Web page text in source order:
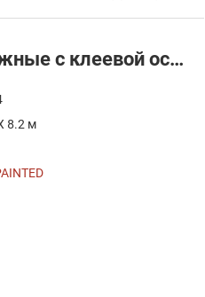
HP0304 Обои бумажные с клеевой основой York - Hand Painted, цена C
8.2 м